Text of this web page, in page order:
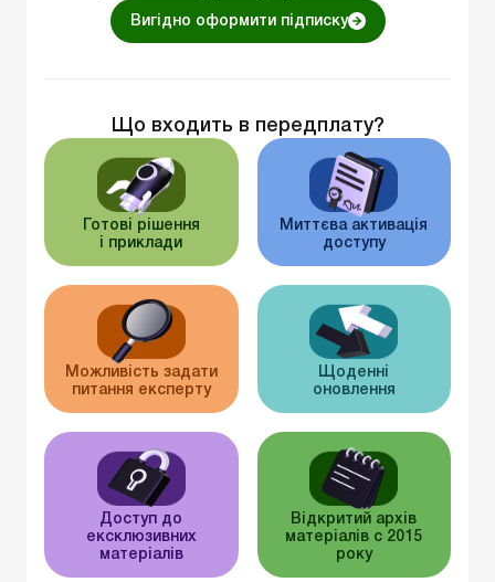
Вигідно оформити підписку
Що входить в передплату?
Готові рішення
і приклади
Миттєва активація
доступу
Можливість задати
питання експерту
Щоденні
оновлення
Доступ до
ексклюзивних
матеріалів
Відкритий архів
матеріалів c 2015
року